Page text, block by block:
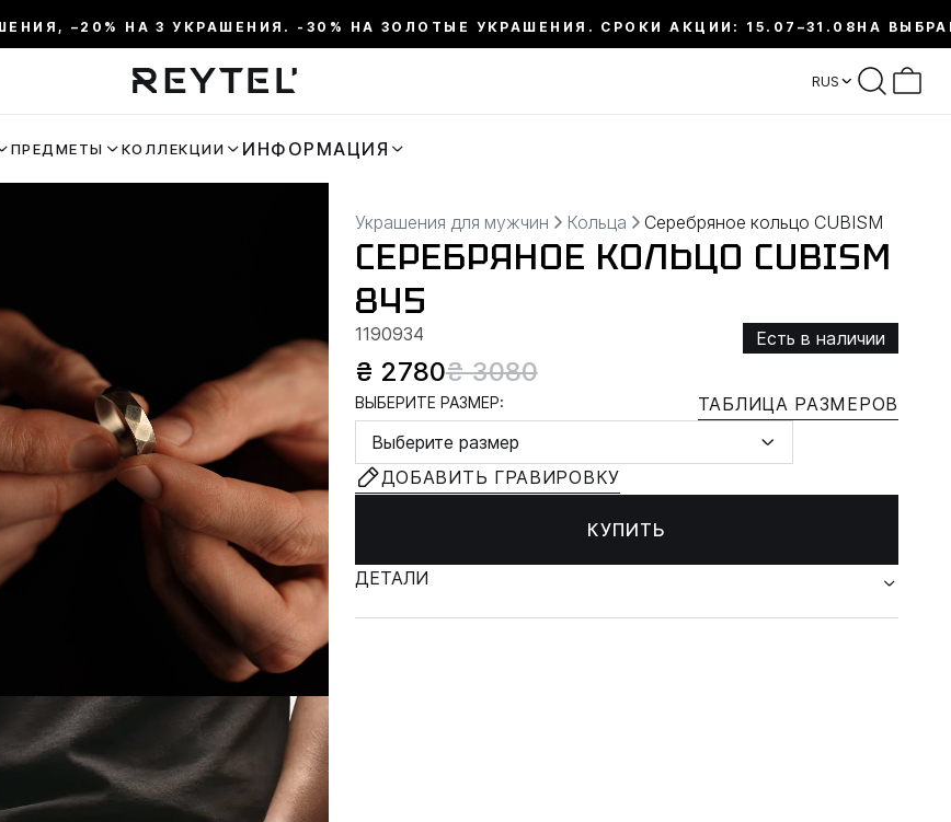
–20% НА 3 УКРАШЕНИЯ. -30% НА ЗОЛОТЫЕ УКРАШЕНИЯ. СРОКИ АКЦИИ: 15.07–31.08 НА
RUS
ПРЕДМЕТЫ КОЛЛЕКЦИИ ИНФОРМАЦИЯ
Украшения для мужчин Кольца Серебряное кольцо CUBISM
СЕРЕБРЯНОЕ КОЛЬЦО CUBISM
845
1190934 Есть в наличии
₴ 2780₴ 3080
ВЫБЕРИТЕ РАЗМЕР:
ТАБЛИЦА РАЗМЕРОВ
Выберите размер
ДОБАВИТЬ ГРАВИРОВКУ
КУПИТЬ
ДЕТАЛИ